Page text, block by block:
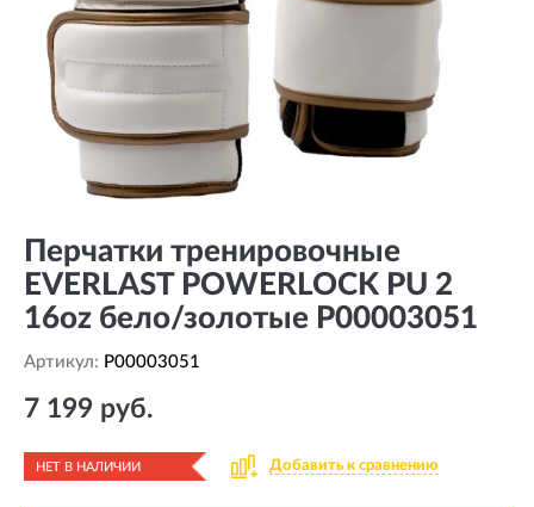
Перчатки тренировочные
EVERLAST POWERLOCK PU 2
16oz бело/золотые P00003051
Артикул: P00003051
7 199 руб.
НЕТ В НАЛИЧИИ Добавить к сравнению